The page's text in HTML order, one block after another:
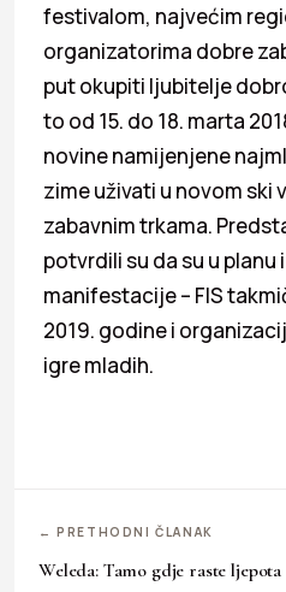
festivalom, najvećim
organizatorima dobre
put okupiti ljubitelje
to od 15. do 18. marta
novine namijenjene
zime uživati u novom ski
zabavnim trkama.
potvrdili su da su u
manifestacije – FIS
2019. godine i
igre mladih.
← PRETHODNI ČLANAK
Weleda: Tamo gdje raste ljepota